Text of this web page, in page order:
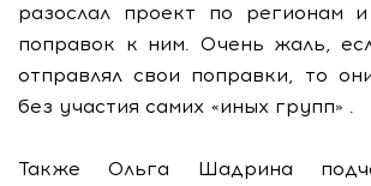
разослал проект по регионам
поправок к ним. Очень жаль,
отправлял свои поправки, то
без участия самих «иных групп» .
Также Ольга Шадрина